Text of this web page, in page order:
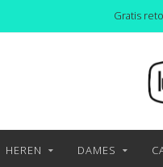
Gratis
HEREN DAMES